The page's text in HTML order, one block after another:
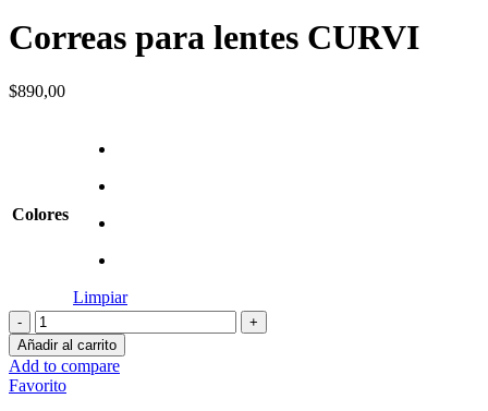
Correas para lentes CURVI
$890,00
Colores
Limpiar
Correas
para
lentes
CURVI
cantidad
Añadir al carrito
Add to compare
Favorito